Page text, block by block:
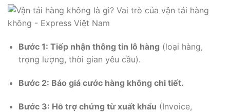
Bước 1: Tiếp nhận thông tin lô hàng (loại hàng,
trọng lượng, thời gian yêu cầu).
Bước 2: Báo giá cước hàng không chi tiết.
Bước 3: Hỗ trợ chứng từ xuất khẩu (Invoice,